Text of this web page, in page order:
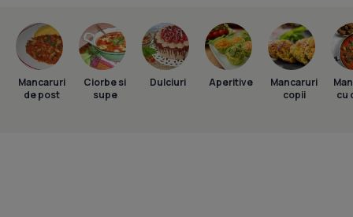
Mancaruri
de post
Ciorbe si
supe
Dulciuri Aperitive
Mancaruri
copii
cu